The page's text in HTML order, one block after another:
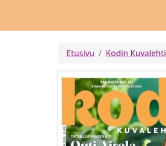
Etusivu Kodin Kuvalehti